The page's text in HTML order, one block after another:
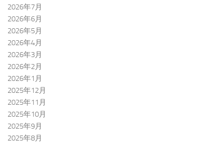
2026年7月
2026年6月
2026年5月
2026年4月
2026年3月
2026年2月
2026年1月
2025年12月
2025年11月
2025年10月
2025年9月
2025年8月